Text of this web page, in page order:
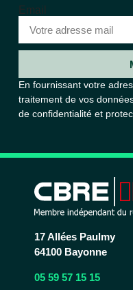
Email
En fournissant votre
traitement de vos
de confidentialité et
17 Allées Paulmy
64100 Bayonne
05 59 57 15 15